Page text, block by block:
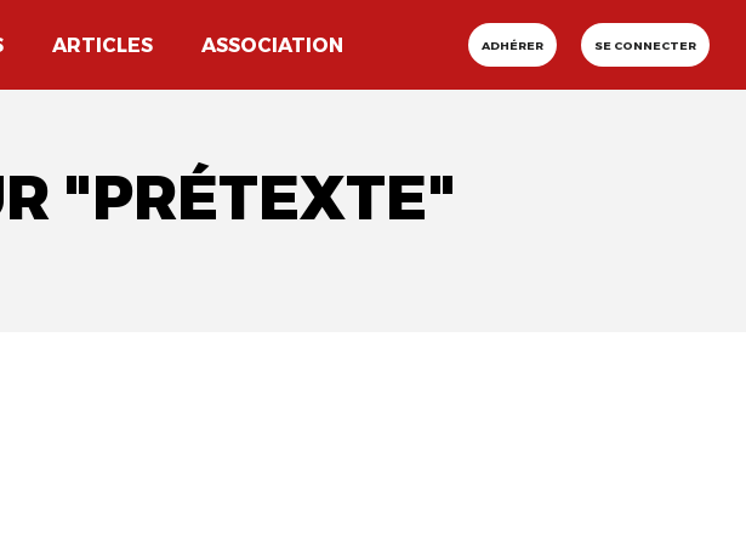
ARTICLES ASSOCIATION ADHÉRER SE CONNECTER
"PRÉTEXTE"